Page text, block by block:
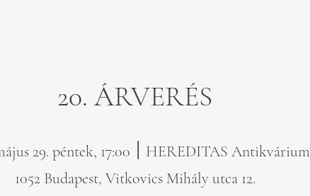
20. ÁRVERÉS
2026. május 29. péntek, 17:00 ׀ HEREDITAS Antikvárium
1052 Budapest, Vitkovics Mihály utca 12.